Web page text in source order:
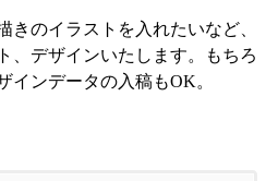
きのイラストを入れたいなど、
、デザインいたします。もちろ
インデータの入稿もOK。